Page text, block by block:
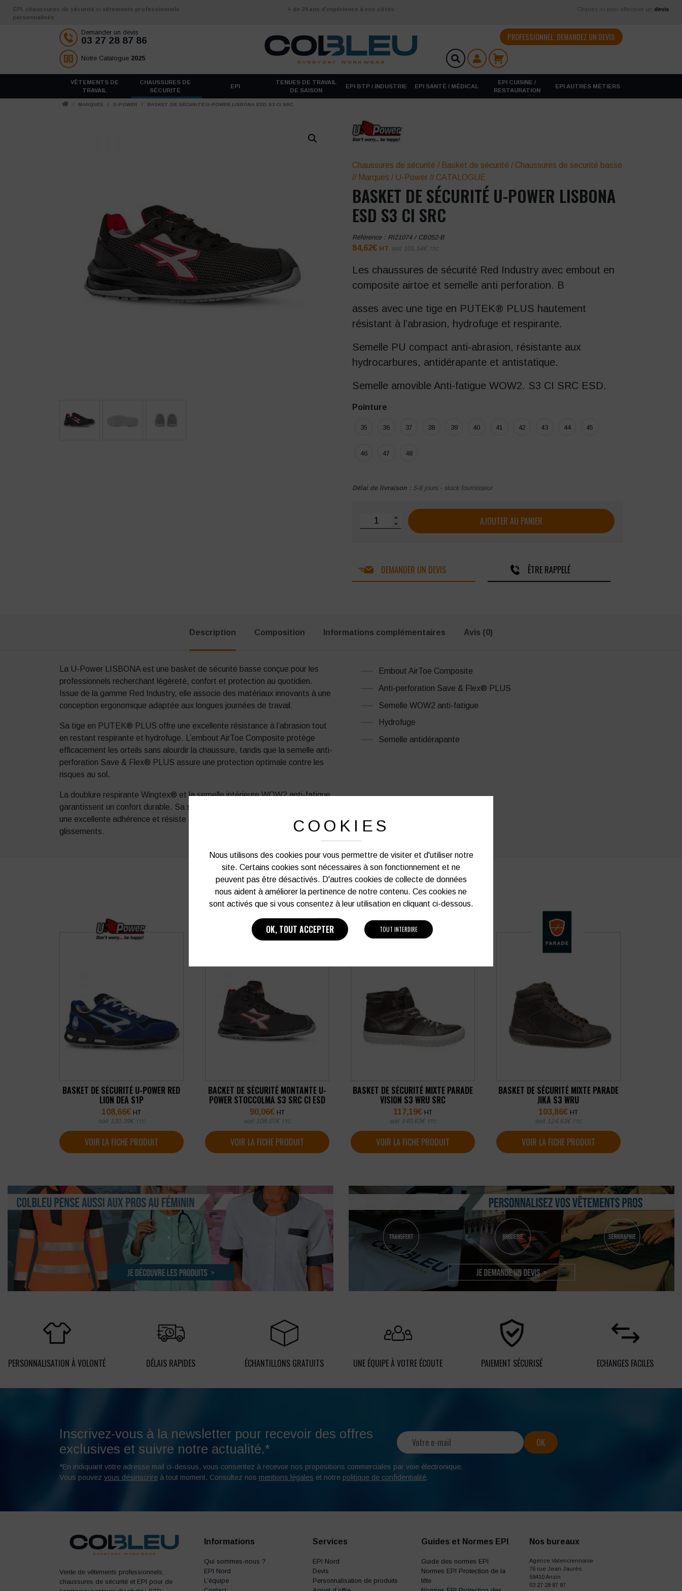
Aller au contenu
EPI chaussures de sécurité et vêtements professionnels
personnalisés
+ de 24 ans d’expérience à vos côtés Cliquez ici pour effectuer un devis
Demander un devis
03 27 28 87 86
Notre Catalogue 2025
PROFESSIONNEL, DEMANDEZ UN DEVIS
VÊTEMENTS DE
TRAVAIL
CHAUSSURES DE
SÉCURITÉ
EPI
TENUES DE TRAVAIL
DE SAISON
EPI BTP / INDUSTRIE EPI SANTÉ / MÉDICAL
EPI CUISINE /
RESTAURATION
EPI AUTRES MÉTIERS
/ MARQUES / U-POWER / BASKET DE SÉCURITÉ U-POWER LISBONA ESD S3 CI SRC
Chaussures de sécurité / Basket de sécurité / Chaussures de securité basse
// Marques / U-Power // CATALOGUE
BASKET DE SÉCURITÉ U-POWER LISBONA
ESD S3 CI SRC
Référence : RI21074 / CB052-B
84,62€ HT soit 101,54€ TTC
Les chaussures de sécurité Red Industry avec embout en
composite airtoe et semelle anti perforation. B
asses avec une tige en PUTEK® PLUS hautement
résistant à l’abrasion, hydrofuge et respirante.
Semelle PU compact anti-abrasion, résistante aux
hydrocarbures, antidérapante et antistatique.
Semelle amovible Anti-fatigue WOW2. S3 CI SRC ESD.
Pointure
35 36 37 38 39 40 41 42 43 44 45
46 47 48
Délai de livraison : 5-8 jours - stock fournisseur
quantité de Basket de sécurité U-POWER LISBONA ESD S3 CI SRC
AJOUTER AU PANIER
DEMANDER UN DEVIS ÊTRE RAPPELÉ
Description Composition Informations complémentaires Avis (0)
La U-Power LISBONA est une basket de sécurité basse conçue pour les
professionnels recherchant légèreté, confort et protection au quotidien.
Issue de la gamme Red Industry, elle associe des matériaux innovants à une
conception ergonomique adaptée aux longues journées de travail.
Sa tige en PUTEK® PLUS offre une excellente résistance à l’abrasion tout
en restant respirante et hydrofuge. L’embout AirToe Composite protège
efficacement les orteils sans alourdir la chaussure, tandis que la semelle anti-
perforation Save & Flex® PLUS assure une protection optimale contre les
risques au sol.
La doublure respirante Wingtex® et la semelle intérieure WOW2 anti-fatigue
garantissent un confort durable. Sa semelle extérieure en PU compact offre
une excellente adhérence et résiste aux hydrocarbures, à l’abrasion et aux
glissements.
Embout AirToe Composite
Anti-perforation Save & Flex® PLUS
Semelle WOW2 anti-fatigue
Hydrofuge
Semelle antidérapante
PRODUITS SIMILAIRES
BASKET DE SÉCURITÉ U-POWER RED
LION DEA S1P
108,66€ HT
soit 130,39€ TTC
VOIR LA FICHE PRODUIT
BACKET DE SÉCURITÉ MONTANTE U-
POWER STOCCOLMA S3 SRC CI ESD
90,06€ HT
soit 108,07€ TTC
VOIR LA FICHE PRODUIT
BASKET DE SÉCURITÉ MIXTE PARADE
VISION S3 WRU SRC
117,19€ HT
soit 140,63€ TTC
VOIR LA FICHE PRODUIT
BASKET DE SÉCURITÉ MIXTE PARADE
JIKA S3 WRU
103,86€ HT
soit 124,63€ TTC
VOIR LA FICHE PRODUIT
PERSONNALISATION À VOLONTÉ DÉLAIS RAPIDES ÉCHANTILLONS GRATUITS UNE ÉQUIPE À VOTRE ÉCOUTE PAIEMENT SÉCURISÉ ECHANGES FACILES
Inscrivez-vous à la newsletter pour recevoir des offres
exclusives et suivre notre actualité.*
*En indiquant votre adresse mail ci-dessus, vous consentez à recevoir nos propositions commerciales par voie électronique.
Vous pouvez vous désinscrire à tout moment. Consultez nos mentions légales et notre politique de confidentialité.
Vente de vêtements professionnels,
chaussures de sécurité et EPI pour de
Informations
Qui sommes-nous ?
EPI Nord
L’équipe
Services
EPI Nord
Devis
Personnalisation de produits
Guides et Normes EPI
Guide des normes EPI
Normes EPI Protection de la
tête
Nos bureaux
Agence Valenciennoise
76 rue Jean Jaurès
59410 Anzin
03 27 28 87 87
COOKIES
Nous utilisons des cookies pour vous permettre de visiter et d'utiliser notre
site. Certains cookies sont nécessaires à son fonctionnement et ne
peuvent pas être désactivés. D'autres cookies de collecte de données
nous aident à améliorer la pertinence de notre contenu. Ces cookies ne
sont activés que si vous consentez à leur utilisation en cliquant ci-dessous.
OK, TOUT ACCEPTER TOUT INTERDIRE